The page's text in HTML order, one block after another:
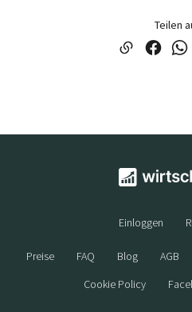
Teilen
Einloggen
Preise FAQ Blog AGB
Cookie Policy